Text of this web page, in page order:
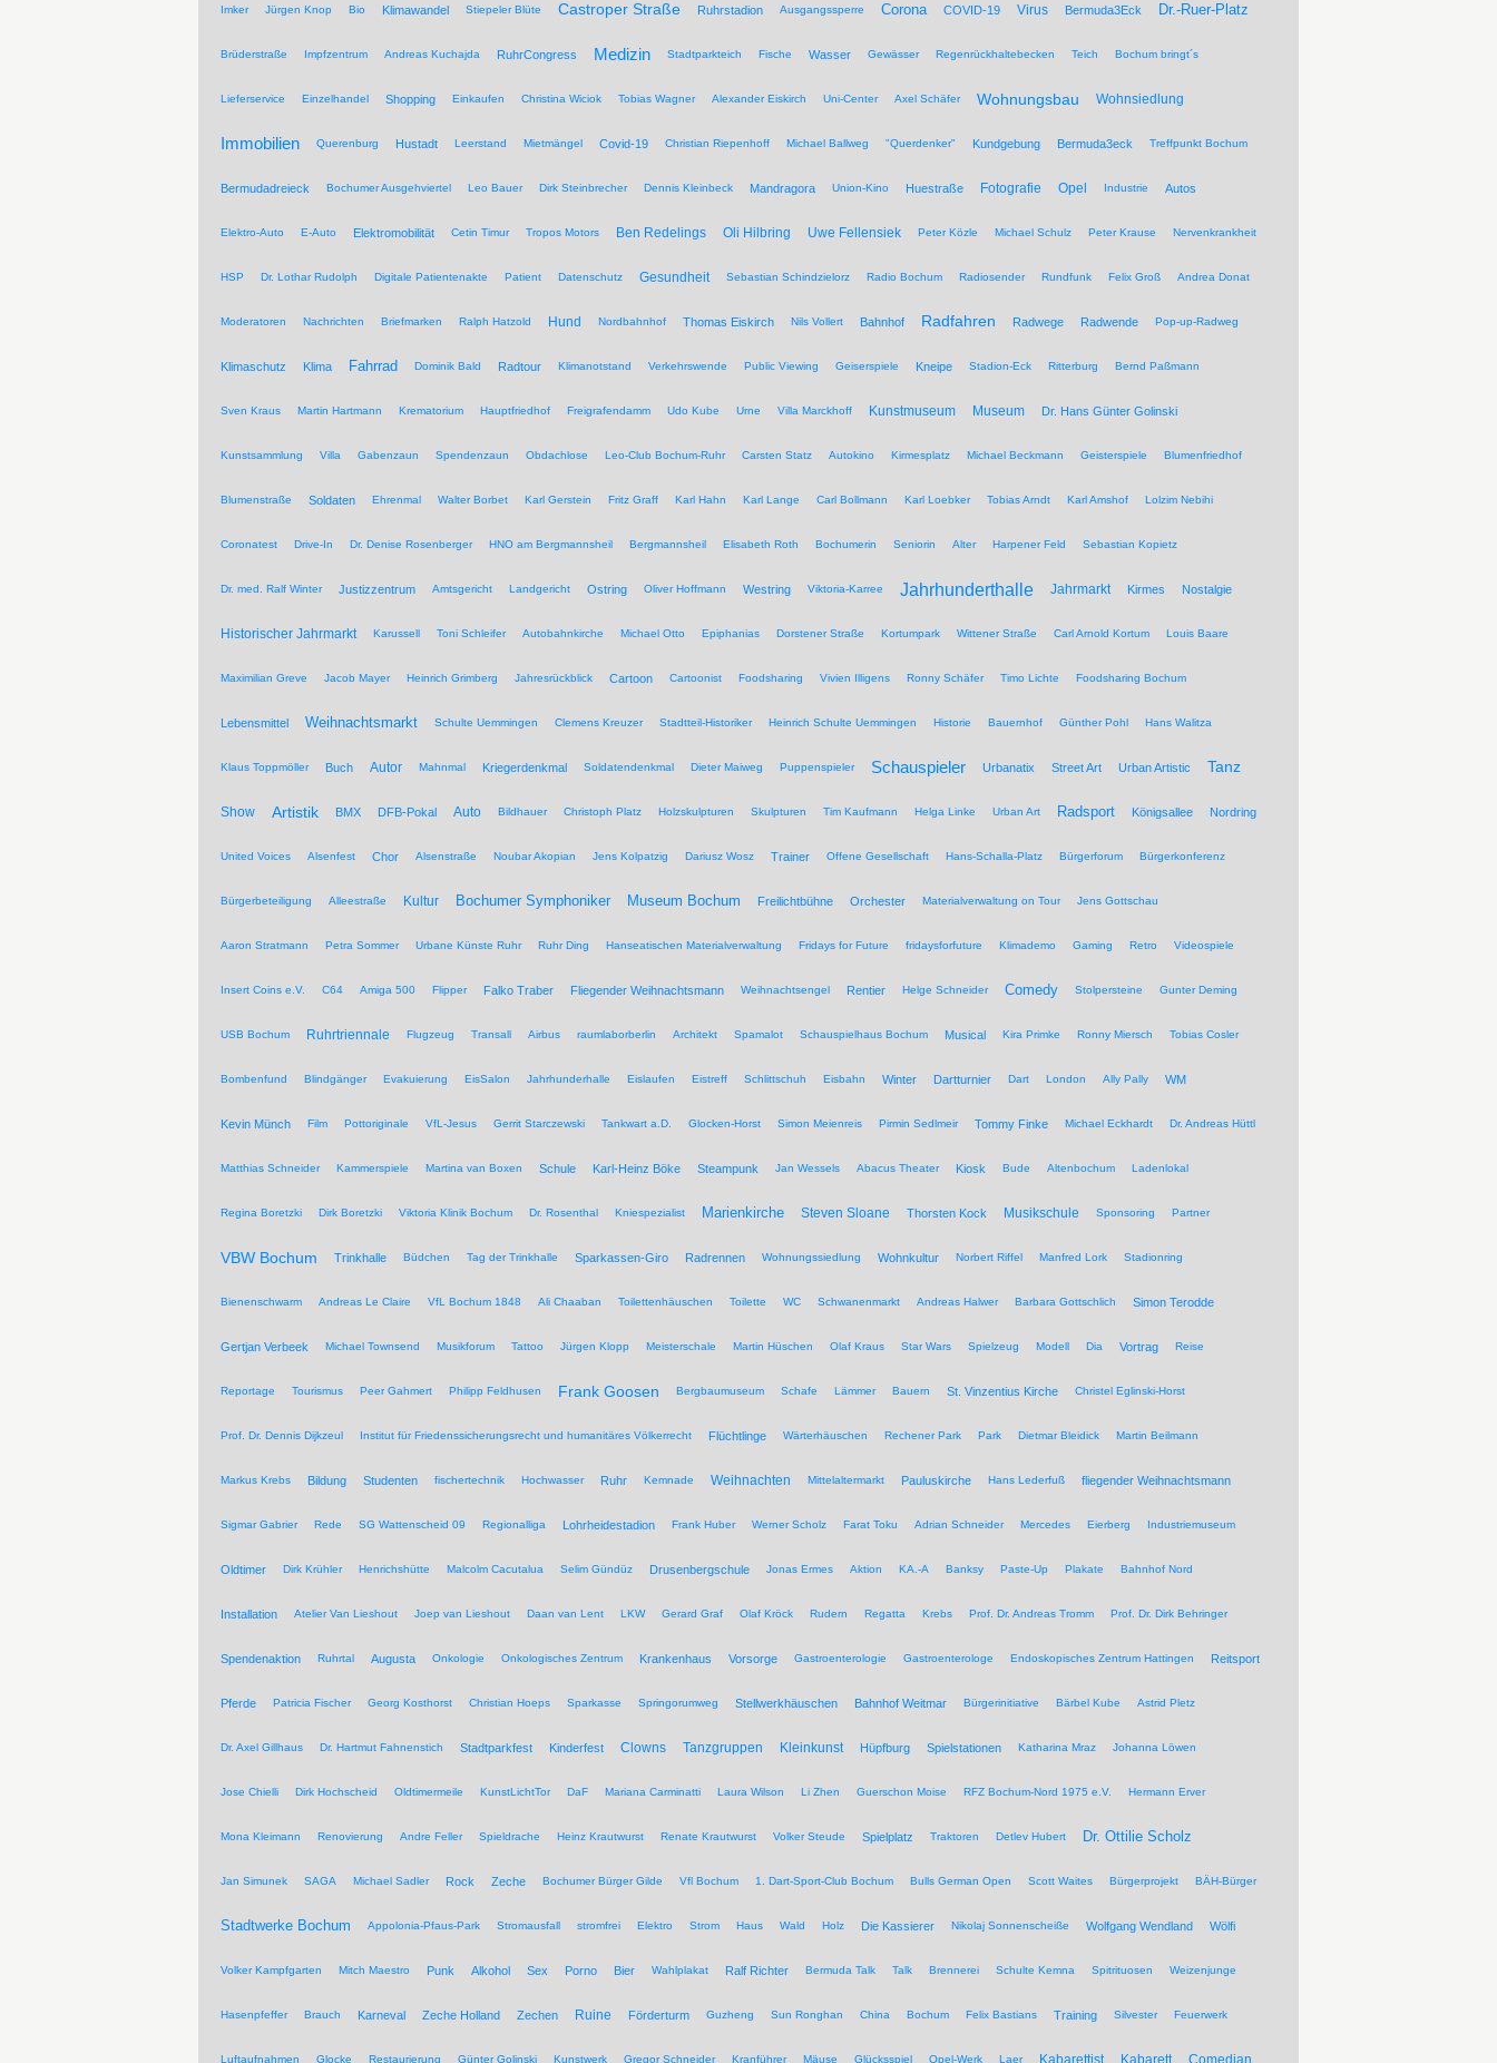
Imker Jürgen Knop Bio Klimawandel Stiepeler Blüte Castroper Straße Ruhrstadion Ausgangssperre Corona COVID-19 Virus Bermuda3Eck Dr.-Ruer-Platz
Brüderstraße Impfzentrum Andreas Kuchajda RuhrCongress Medizin Stadtparkteich Fische Wasser Gewässer Regenrückhaltebecken Teich Bochum bringt´s
Lieferservice Einzelhandel Shopping Einkaufen Christina Wiciok Tobias Wagner Alexander Eiskirch Uni-Center Axel Schäfer Wohnungsbau Wohnsiedlung
Immobilien Querenburg Hustadt Leerstand Mietmängel Covid-19 Christian Riepenhoff Michael Ballweg "Querdenker" Kundgebung Bermuda3eck Treffpunkt Bochum
Bermudadreieck Bochumer Ausgehviertel Leo Bauer Dirk Steinbrecher Dennis Kleinbeck Mandragora Union-Kino Huestraße Fotografie Opel Industrie Autos
Elektro-Auto E-Auto Elektromobilität Cetin Timur Tropos Motors Ben Redelings Oli Hilbring Uwe Fellensiek Peter Közle Michael Schulz Peter Krause Nervenkrankheit
HSP Dr. Lothar Rudolph Digitale Patientenakte Patient Datenschutz Gesundheit Sebastian Schindzielorz Radio Bochum Radiosender Rundfunk Felix Groß Andrea Donat
Moderatoren Nachrichten Briefmarken Ralph Hatzold Hund Nordbahnhof Thomas Eiskirch Nils Vollert Bahnhof Radfahren Radwege Radwende Pop-up-Radweg
Klimaschutz Klima Fahrrad Dominik Bald Radtour Klimanotstand Verkehrswende Public Viewing Geiserspiele Kneipe Stadion-Eck Ritterburg Bernd Paßmann
Sven Kraus Martin Hartmann Krematorium Hauptfriedhof Freigrafendamm Udo Kube Urne Villa Marckhoff Kunstmuseum Museum Dr. Hans Günter Golinski
Kunstsammlung Villa Gabenzaun Spendenzaun Obdachlose Leo-Club Bochum-Ruhr Carsten Statz Autokino Kirmesplatz Michael Beckmann Geisterspiele Blumenfriedhof
Blumenstraße Soldaten Ehrenmal Walter Borbet Karl Gerstein Fritz Graff Karl Hahn Karl Lange Carl Bollmann Karl Loebker Tobias Arndt Karl Amshof Lolzim Nebihi
Coronatest Drive-In Dr. Denise Rosenberger HNO am Bergmannsheil Bergmannsheil Elisabeth Roth Bochumerin Seniorin Alter Harpener Feld Sebastian Kopietz
Dr. med. Ralf Winter Justizzentrum Amtsgericht Landgericht Ostring Oliver Hoffmann Westring Viktoria-Karree Jahrhunderthalle Jahrmarkt Kirmes Nostalgie
Historischer Jahrmarkt Karussell Toni Schleifer Autobahnkirche Michael Otto Epiphanias Dorstener Straße Kortumpark Wittener Straße Carl Arnold Kortum Louis Baare
Maximilian Greve Jacob Mayer Heinrich Grimberg Jahresrückblick Cartoon Cartoonist Foodsharing Vivien Illigens Ronny Schäfer Timo Lichte Foodsharing Bochum
Lebensmittel Weihnachtsmarkt Schulte Uemmingen Clemens Kreuzer Stadtteil-Historiker Heinrich Schulte Uemmingen Historie Bauernhof Günther Pohl Hans Walitza
Klaus Toppmöller Buch Autor Mahnmal Kriegerdenkmal Soldatendenkmal Dieter Maiweg Puppenspieler Schauspieler Urbanatix Street Art Urban Artistic Tanz
Show Artistik BMX DFB-Pokal Auto Bildhauer Christoph Platz Holzskulpturen Skulpturen Tim Kaufmann Helga Linke Urban Art Radsport Königsallee Nordring
United Voices Alsenfest Chor Alsenstraße Noubar Akopian Jens Kolpatzig Dariusz Wosz Trainer Offene Gesellschaft Hans-Schalla-Platz Bürgerforum Bürgerkonferenz
Bürgerbeteiligung Alleestraße Kultur Bochumer Symphoniker Museum Bochum Freilichtbühne Orchester Materialverwaltung on Tour Jens Gottschau
Aaron Stratmann Petra Sommer Urbane Künste Ruhr Ruhr Ding Hanseatischen Materialverwaltung Fridays for Future fridaysforfuture Klimademo Gaming Retro Videospiele
Insert Coins e.V. C64 Amiga 500 Flipper Falko Traber Fliegender Weihnachtsmann Weihnachtsengel Rentier Helge Schneider Comedy Stolpersteine Gunter Deming
USB Bochum Ruhrtriennale Flugzeug Transall Airbus raumlaborberlin Architekt Spamalot Schauspielhaus Bochum Musical Kira Primke Ronny Miersch Tobias Cosler
Bombenfund Blindgänger Evakuierung EisSalon Jahrhunderhalle Eislaufen Eistreff Schlittschuh Eisbahn Winter Dartturnier Dart London Ally Pally WM
Kevin Münch Film Pottoriginale VfL-Jesus Gerrit Starczewski Tankwart a.D. Glocken-Horst Simon Meienreis Pirmin Sedlmeir Tommy Finke Michael Eckhardt Dr. Andreas Hüttl
Matthias Schneider Kammerspiele Martina van Boxen Schule Karl-Heinz Böke Steampunk Jan Wessels Abacus Theater Kiosk Bude Altenbochum Ladenlokal
Regina Boretzki Dirk Boretzki Viktoria Klinik Bochum Dr. Rosenthal Kniespezialist Marienkirche Steven Sloane Thorsten Kock Musikschule Sponsoring Partner
VBW Bochum Trinkhalle Büdchen Tag der Trinkhalle Sparkassen-Giro Radrennen Wohnungssiedlung Wohnkultur Norbert Riffel Manfred Lork Stadionring
Bienenschwarm Andreas Le Claire VfL Bochum 1848 Ali Chaaban Toilettenhäuschen Toilette WC Schwanenmarkt Andreas Halwer Barbara Gottschlich Simon Terodde
Gertjan Verbeek Michael Townsend Musikforum Tattoo Jürgen Klopp Meisterschale Martin Hüschen Olaf Kraus Star Wars Spielzeug Modell Dia Vortrag Reise
Reportage Tourismus Peer Gahmert Philipp Feldhusen Frank Goosen Bergbaumuseum Schafe Lämmer Bauern St. Vinzentius Kirche Christel Eglinski-Horst
Prof. Dr. Dennis Dijkzeul Institut für Friedenssicherungsrecht und humanitäres Völkerrecht Flüchtlinge Wärterhäuschen Rechener Park Park Dietmar Bleidick Martin Beilmann
Markus Krebs Bildung Studenten fischertechnik Hochwasser Ruhr Kemnade Weihnachten Mittelaltermarkt Pauluskirche Hans Lederfuß fliegender Weihnachtsmann
Sigmar Gabrier Rede SG Wattenscheid 09 Regionalliga Lohrheidestadion Frank Huber Werner Scholz Farat Toku Adrian Schneider Mercedes Eierberg Industriemuseum
Oldtimer Dirk Krühler Henrichshütte Malcolm Cacutalua Selim Gündüz Drusenbergschule Jonas Ermes Aktion KA.-A Banksy Paste-Up Plakate Bahnhof Nord
Installation Atelier Van Lieshout Joep van Lieshout Daan van Lent LKW Gerard Graf Olaf Kröck Rudern Regatta Krebs Prof. Dr. Andreas Tromm Prof. Dr. Dirk Behringer
Spendenaktion Ruhrtal Augusta Onkologie Onkologisches Zentrum Krankenhaus Vorsorge Gastroenterologie Gastroenterologe Endoskopisches Zentrum Hattingen Reitsport
Pferde Patricia Fischer Georg Kosthorst Christian Hoeps Sparkasse Springorumweg Stellwerkhäuschen Bahnhof Weitmar Bürgerinitiative Bärbel Kube Astrid Pletz
Dr. Axel Gillhaus Dr. Hartmut Fahnenstich Stadtparkfest Kinderfest Clowns Tanzgruppen Kleinkunst Hüpfburg Spielstationen Katharina Mraz Johanna Löwen
Jose Chielli Dirk Hochscheid Oldtimermeile KunstLichtTor DaF Mariana Carminatti Laura Wilson Li Zhen Guerschon Moise RFZ Bochum-Nord 1975 e.V. Hermann Erver
Mona Kleimann Renovierung Andre Feller Spieldrache Heinz Krautwurst Renate Krautwurst Volker Steude Spielplatz Traktoren Detlev Hubert Dr. Ottilie Scholz
Jan Simunek SAGA Michael Sadler Rock Zeche Bochumer Bürger Gilde Vfl Bochum 1. Dart-Sport-Club Bochum Bulls German Open Scott Waites Bürgerprojekt BÄH-Bürger
Stadtwerke Bochum Appolonia-Pfaus-Park Stromausfall stromfrei Elektro Strom Haus Wald Holz Die Kassierer Nikolaj Sonnenscheiße Wolfgang Wendland Wölfi
Volker Kampfgarten Mitch Maestro Punk Alkohol Sex Porno Bier Wahlplakat Ralf Richter Bermuda Talk Talk Brennerei Schulte Kemna Spitrituosen Weizenjunge
Hasenpfeffer Brauch Karneval Zeche Holland Zechen Ruine Förderturm Guzheng Sun Ronghan China Bochum Felix Bastians Training Silvester Feuerwerk
Luftaufnahmen Glocke Restaurierung Günter Golinski Kunstwerk Gregor Schneider Kranführer Mäuse Glücksspiel Opel-Werk Laer Kabarettist Kabarett Comedian